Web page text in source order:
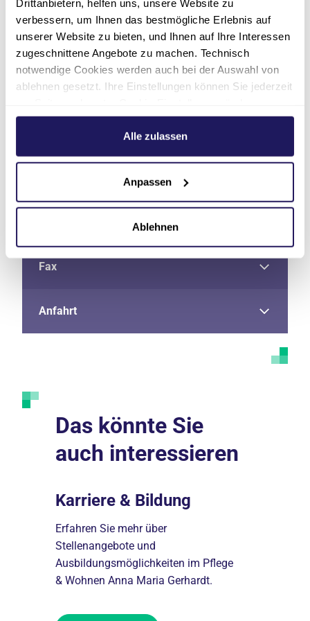
Drittanbietern, helfen uns, unsere Website zu
verbessern, um Ihnen das bestmögliche Erlebnis auf
unserer Website zu bieten, und Ihnen auf Ihre Interessen
zugeschnittene Angebote zu machen. Technisch
notwendige Cookies werden auch bei der Auswahl von
ablehnen gesetzt. Ihre Einstellungen können Sie jederzeit
Weitere Informationen hierzu finden Sie in unserer
.
Alle zulassen
Anpassen
Ablehnen
Fax
Anfahrt
Das könnte Sie
auch interessieren
Karriere & Bildung
Erfahren Sie mehr über
Stellenangebote und
Ausbildungsmöglichkeiten im Pflege
& Wohnen Anna Maria Gerhardt.